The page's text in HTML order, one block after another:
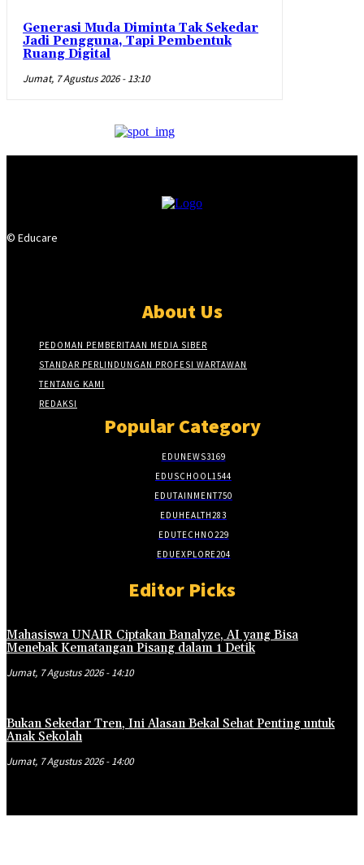
Generasi Muda Diminta Tak Sekedar
Jadi Pengguna, Tapi Pembentuk
Ruang Digital
Jumat, 7 Agustus 2026 - 13:10
© Educare
About Us
PEDOMAN PEMBERITAAN MEDIA SIBER
STANDAR PERLINDUNGAN PROFESI WARTAWAN
TENTANG KAMI
REDAKSI
Popular Category
EDUNEWS3169
EDUSCHOOL1544
EDUTAINMENT750
EDUHEALTH283
EDUTECHNO229
EDUEXPLORE204
Editor Picks
Mahasiswa UNAIR Ciptakan Banalyze, AI yang Bisa
Menebak Kematangan Pisang dalam 1 Detik
Jumat, 7 Agustus 2026 - 14:10
Bukan Sekedar Tren, Ini Alasan Bekal Sehat Penting untuk
Anak Sekolah
Jumat, 7 Agustus 2026 - 14:00